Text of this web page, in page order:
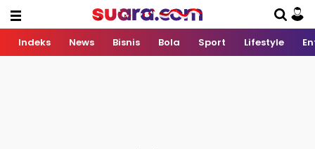
Indeks News Bisnis Bola Sport Lifestyle